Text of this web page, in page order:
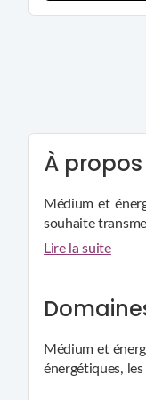
À propos
Médium et
souhaite
En tant que
Mon approche
Lire la suite
Médium et
énergétiques,